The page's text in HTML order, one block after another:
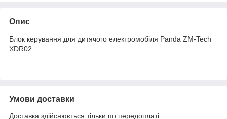
Опис
Блок керування для дитячого електромобіля Panda ZM-Tech
XDR02
Умови доставки
Доставка здійснюється тільки по передоплаті.